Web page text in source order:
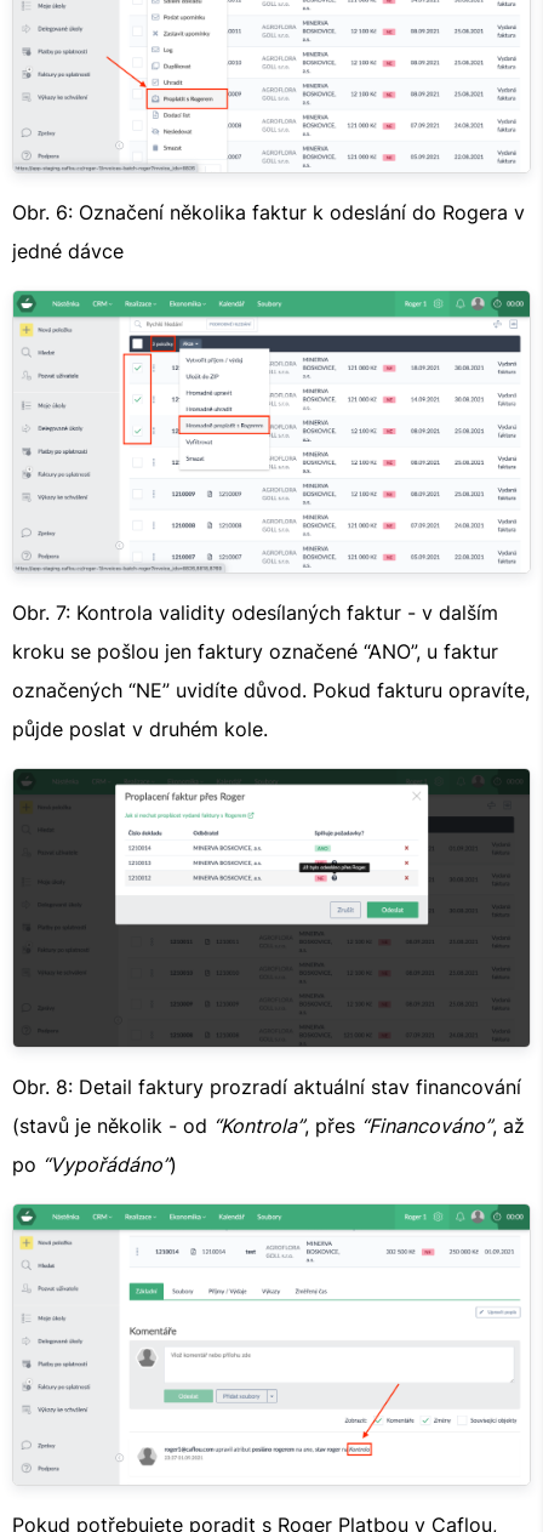
Obr. 6: Označení několika faktur k odeslání do Rogera v
jedné dávce
Obr. 7: Kontrola validity odesílaných faktur - v dalším
kroku se pošlou jen faktury označené “ANO”, u faktur
označených “NE” uvidíte důvod. Pokud fakturu opravíte,
půjde poslat v druhém kole.
Obr. 8: Detail faktury prozradí aktuální stav financování
(stavů je několik - od “Kontrola”, přes “Financováno”, až
po “Vypořádáno”)
Pokud potřebujete poradit s Roger Platbou v Caflou,